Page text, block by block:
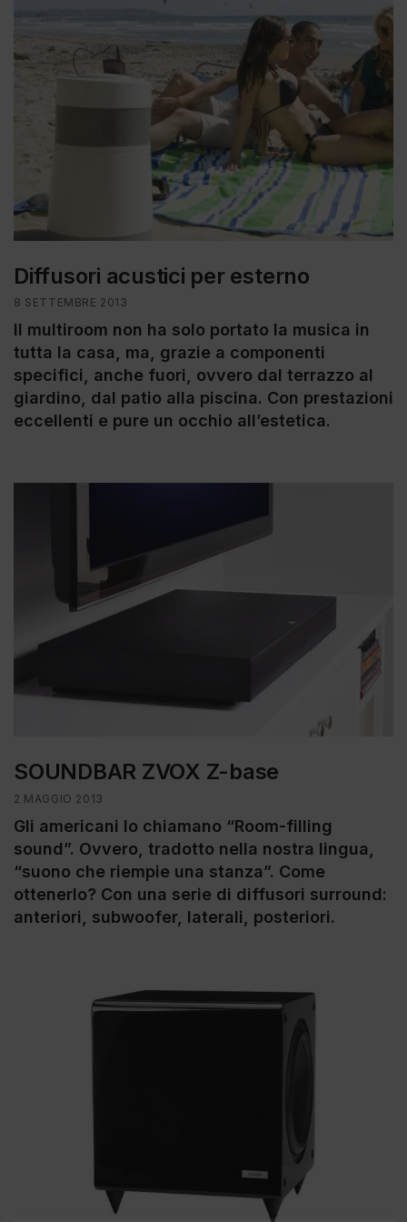
Diffusori acustici per esterno
8 SETTEMBRE 2013
Il multiroom non ha solo portato la musica in
tutta la casa, ma, grazie a componenti
specifici, anche fuori, ovvero dal terrazzo al
giardino, dal patio alla piscina. Con prestazioni
eccellenti e pure un occhio all’estetica.
SOUNDBAR ZVOX Z-base
2 MAGGIO 2013
Gli americani lo chiamano “Room-filling
sound”. Ovvero, tradotto nella nostra lingua,
“suono che riempie una stanza”. Come
ottenerlo? Con una serie di diffusori surround:
anteriori, subwoofer, laterali, posteriori.